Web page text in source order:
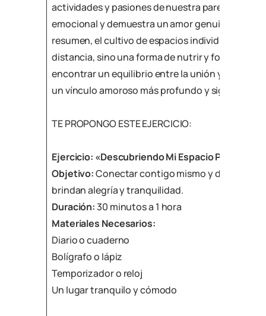
actividades y pasiones de nuestra pareja
emocional y demuestra un amor genuino y
resumen, el cultivo de espacios individuales no
distancia, sino una forma de nutrir y fortalecer
encontrar un equilibrio entre la unión y la
un vínculo amoroso más profundo y
TE PROPONGO ESTE EJERCICIO:
Ejercicio: «Descubriendo Mi Espacio Personal»
Objetivo:Conectar contigo mismo y descubrir
brindan alegría y tranquilidad.
Duración:30 minutos a 1 hora
Materiales Necesarios:
Diario o cuaderno
Bolígrafo o lápiz
Temporizador o reloj
Un lugar tranquilo y cómodo